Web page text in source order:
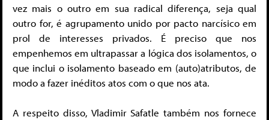
vez mais o outro em sua radical diferença, seja qual
outro for, é agrupamento unido por pacto narcísico em
prol de interesses privados. É preciso que nos
empenhemos em ultrapassar a lógica dos isolamentos, o
que inclui o isolamento baseado em (auto)atributos, de
modo a fazer inéditos atos com o que nos ata.
A respeito disso, Vladimir Safatle também nos fornece